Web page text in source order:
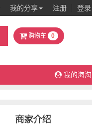
我的分享 注册 登录
购物车 0
我的海淘